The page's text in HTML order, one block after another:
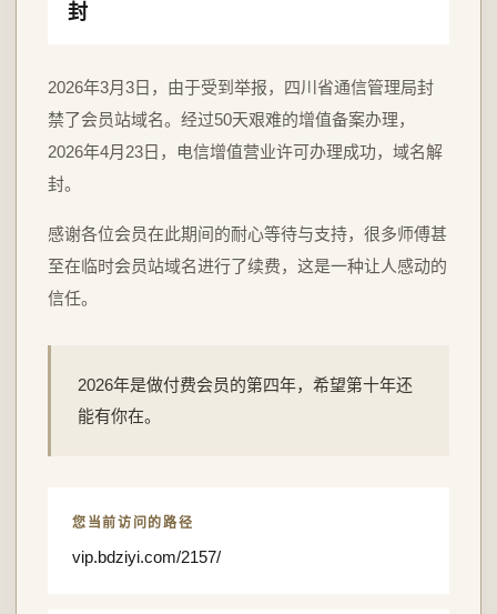
封
2026年3月3日，由于受到举报，四川省通信管理局封
禁了会员站域名。经过50天艰难的增值备案办理，
2026年4月23日，电信增值营业许可办理成功，域名解
封。
感谢各位会员在此期间的耐心等待与支持，很多师傅甚
至在临时会员站域名进行了续费，这是一种让人感动的
信任。
2026年是做付费会员的第四年，希望第十年还
能有你在。
您当前访问的路径
vip.bdziyi.com/2157/